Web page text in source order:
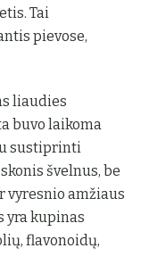
Tai
pievose,
liaudies
buvo laikoma
sustiprinti
švelnus, be
vyresnio amžiaus
yra kupinas
flavonoidų,